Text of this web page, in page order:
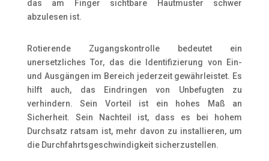
das am Finger sichtbare Hautmuster schwer
abzulesen ist.
Rotierende Zugangskontrolle bedeutet ein
unersetzliches Tor, das die Identifizierung von Ein-
und Ausgängen im Bereich jederzeit gewährleistet. Es
hilft auch, das Eindringen von Unbefugten zu
verhindern. Sein Vorteil ist ein hohes Maß an
Sicherheit. Sein Nachteil ist, dass es bei hohem
Durchsatz ratsam ist, mehr davon zu installieren, um
die Durchfahrtsgeschwindigkeit sicherzustellen.